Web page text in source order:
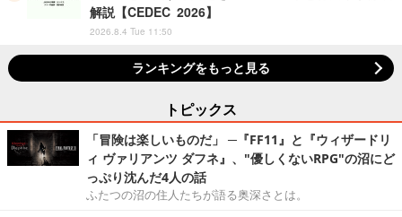
解説【CEDEC 2026】
2026.8.4 Tue 11:50
ランキングをもっと見る
トピックス
「冒険は楽しいものだ」 ─『FF11』と『ウィザードリ
ィ ヴァリアンツ ダフネ』、"優しくないRPG"の沼にど
っぷり沈んだ4人の話
ふたつの沼の住人たちが語る奥深さとは。